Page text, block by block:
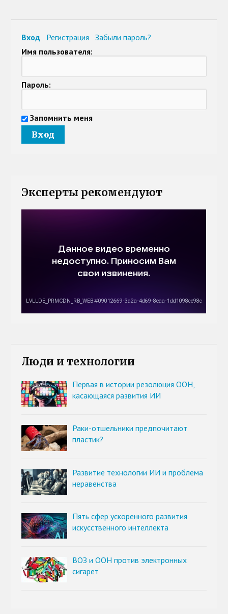
Вход Регистрация
Забыли пароль?
Имя пользователя:
Пароль:
Запомнить меня
Эксперты рекомендуют
Люди и технологии
Первая в истории резолюция ООН,
касающаяся развития ИИ
Раки-отшельники предпочитают
пластик?
Развитие технологии ИИ и проблема
неравенства
Пять сфер ускоренного развития
искусственного интеллекта
ВОЗ и ООН против электронных
сигарет